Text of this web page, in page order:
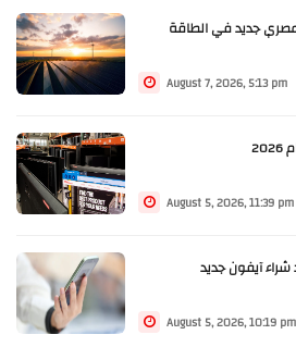
مصري جديد في الطاقة
August 7, 2026, 5:13 pm
August 5, 2026, 11:39 pm
August 5, 2026, 10:19 pm